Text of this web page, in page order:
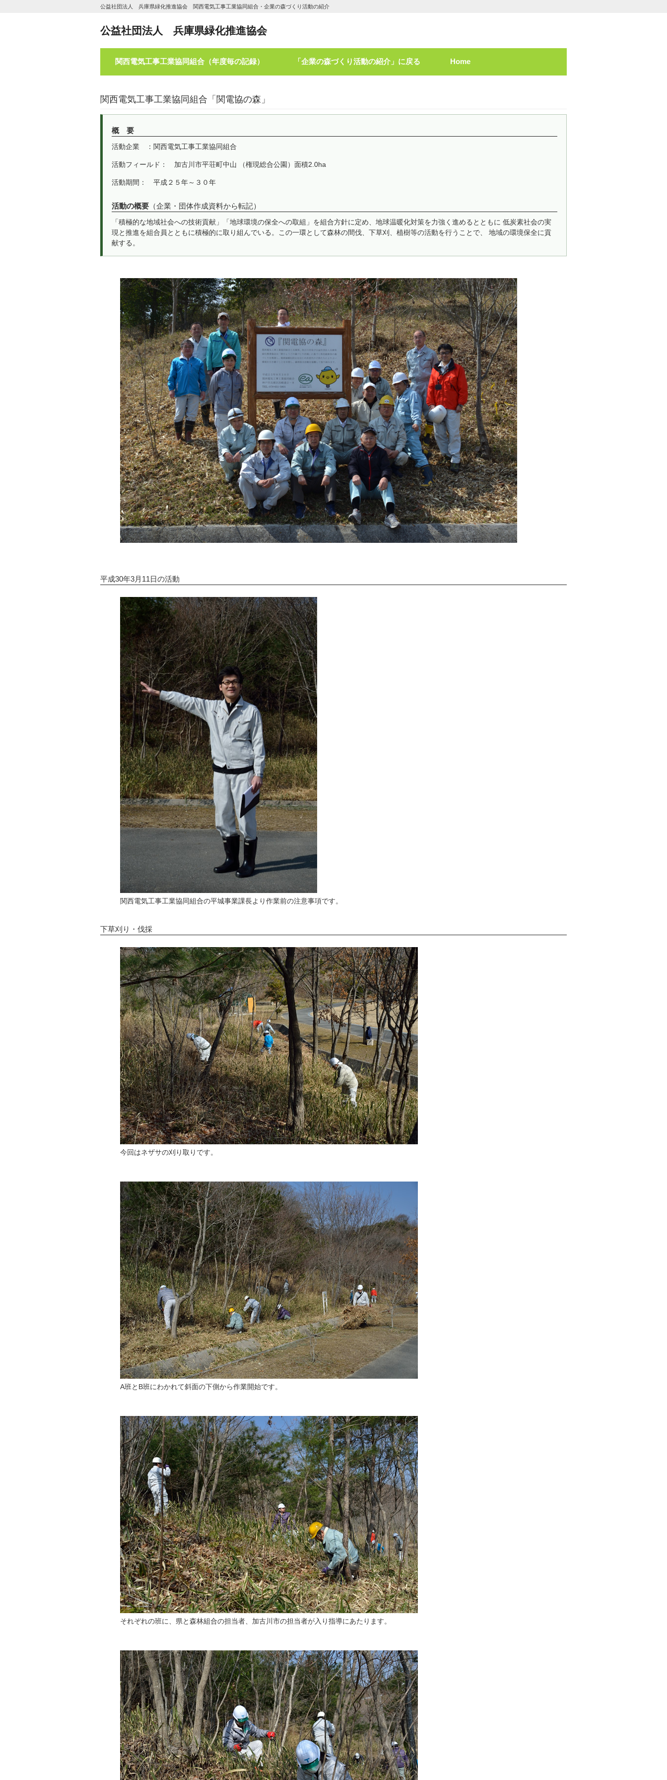
公益社団法人 兵庫県緑化推進協会 関西電気工事工業協同組合・企業の森づくり活動の紹介
公益社団法人 兵庫県緑化推進協会
関西電気工事工業協同組合（年度毎の記録） 「企業の森づくり活動の紹介」に戻る Home
関西電気工事工業協同組合「関電協の森」
概 要
活動企業 ：関西電気工事工業協同組合
活動フィールド： 加古川市平荘町中山 （権現総合公園）面積2.0ha
活動期間： 平成２５年～３０年
活動の概要 （企業・団体作成資料から転記）
「積極的な地域社会への技術貢献」「地球環境の保全への取組」を組合方針に定め、地球温暖化対策を力強く進めるとともに 低炭素社会の実
現と推進を組合員とともに積極的に取り組んでいる。この一環として森林の間伐、下草刈、植樹等の活動を行うことで、 地域の環境保全に貢
献する。
平成30年3月11日の活動
関西電気工事工業協同組合の平城事業課長より作業前の注意事項です。
下草刈り・伐採
今回はネザサの刈り取りです。
A班とB班にわかれて斜面の下側から作業開始です。
それぞれの班に、県と森林組合の担当者、加古川市の担当者が入り指導にあたります。